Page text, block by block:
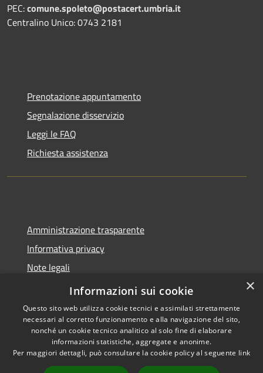
PEC:comune.spoleto@postacert.umbria.it
Centralino Unico: 0743 2181
Prenotazione appuntamento
Segnalazione disservizio
Leggi le FAQ
Richiesta assistenza
Amministrazione trasparente
Informativa privacy
Note legali
Dichiarazione di accessibilità
Accessibilità
Copyright © 2026 • Comune di
Spoleto • Powered by
×
Informazioni sui cookie
Questo sito web utilizza cookie tecnici e assimilati strettamente
necessari al corretto funzionamento e alla navigazione del sito,
nonché un cookie tecnico analitico al solo fine di elaborare
informazioni statistiche, aggregate e anonime.
Per maggiori dettagli, può consultare la cookie policy al seguente link